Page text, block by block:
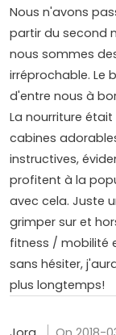
Nous n'avons
partir du second
nous sommes
irréprochable. Le
d'entre nous à
La nourriture
cabines
instructives,
profitent à la
avec cela. Juste
grimper sur et
fitness / mobilité
sans hésiter,
plus longtemps!